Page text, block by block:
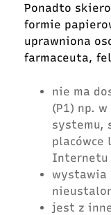
Ponadto
formie
uprawniona
farmaceuta,
nie ma
(P1) np.
systemu,
placówce
Internetu
wystawia
jest z